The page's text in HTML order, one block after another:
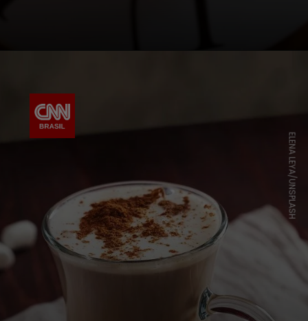
ELENA LEYA/UNSPLASH